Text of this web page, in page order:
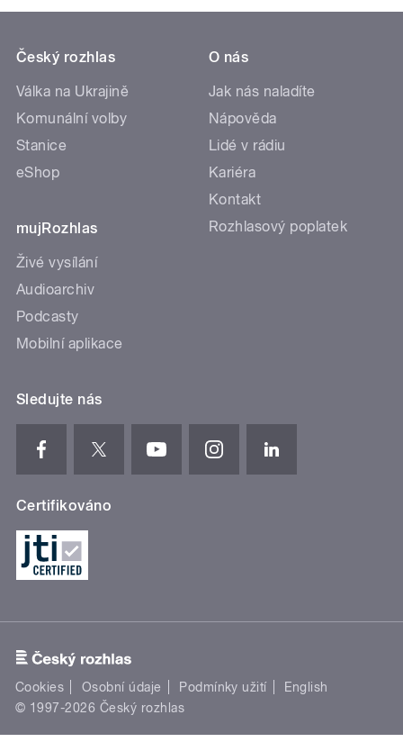
Český rozhlas
Válka na Ukrajině
Komunální volby
Stanice
eShop
mujRozhlas
Živé vysílání
Audioarchiv
Podcasty
Mobilní aplikace
O nás
Jak nás naladíte
Nápověda
Lidé v rádiu
Kariéra
Kontakt
Rozhlasový poplatek
Sledujte nás
Certifikováno
Cookies Osobní údaje Podmínky užití
English
© 1997-2026 Český rozhlas